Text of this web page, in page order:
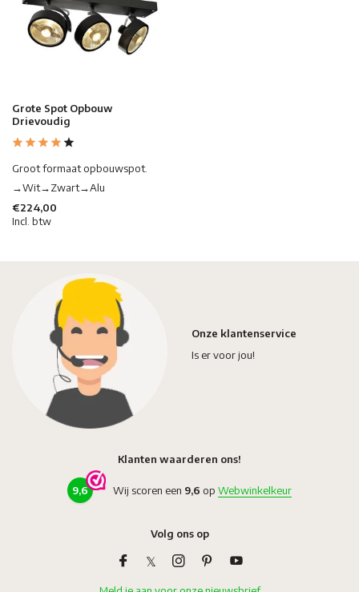
Grote Spot Opbouw
Drievoudig
Groot formaat opbouwspot.
→Wit→Zwart→Alu
€224,00
Incl. btw
Onze klantenservice
Is er voor jou!
Klanten waarderen ons!
9,6 Wij scoren een 9,6 op Webwinkelkeur
Volg ons op